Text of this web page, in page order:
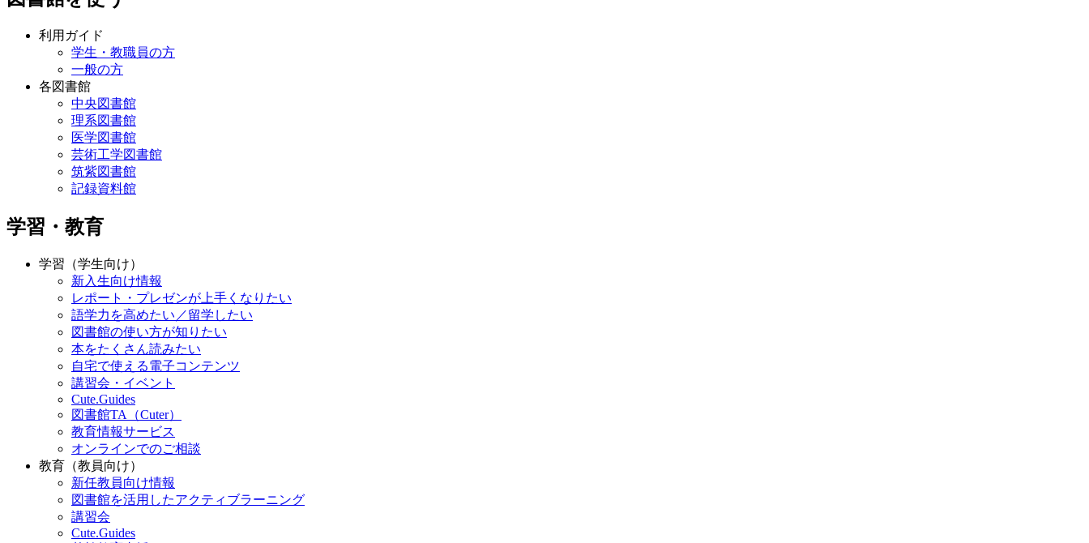
利用ガイド
学生・教職員の方
一般の方
各図書館
中央図書館
理系図書館
医学図書館
芸術工学図書館
筑紫図書館
記録資料館
学習・教育
学習（学生向け）
新入生向け情報
レポート・プレゼンが上手くなりたい
語学力を高めたい／留学したい
図書館の使い方が知りたい
本をたくさん読みたい
自宅で使える電子コンテンツ
講習会・イベント
Cute.Guides
図書館TA（Cuter）
教育情報サービス
オンラインでのご相談
教育（教員向け）
新任教員向け情報
図書館を活用したアクティブラーニング
講習会
Cute.Guides